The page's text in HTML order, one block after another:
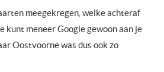
meegekregen, welke achteraf
kunt meneer Google gewoon aan je
Oostvoorne was dus ook zo